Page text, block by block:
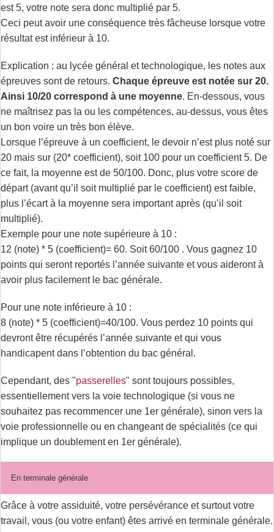
est 5, votre note sera donc multiplié par 5.
Ceci peut avoir une conséquence très fâcheuse lorsque votre
résultat est inférieur à 10.
Explication : au lycée général et technologique, les notes aux
épreuves sont de retours. Chaque épreuve est notée sur 20.
Ainsi 10/20 correspond à une moyenne. En-dessous, vous
ne maîtrisez pas la ou les compétences, au-dessus, vous êtes
un bon voire un très bon élève.
Lorsque l’épreuve à un coefficient, le devoir n’est plus noté sur
20 mais sur (20* coefficient), soit 100 pour un coefficient 5. De
ce fait, la moyenne est de 50/100. Donc, plus votre score de
départ (avant qu’il soit multiplié par le coefficient) est faible,
plus l’écart à la moyenne sera important après (qu’il soit
multiplié).
Exemple pour une note supérieure à 10 :
12 (note) * 5 (coefficient)= 60. Soit 60/100 . Vous gagnez 10
points qui seront reportés l’année suivante et vous aideront à
avoir plus facilement le bac générale.
Pour une note inférieure à 10 :
8 (note) * 5 (coefficient)=40/100. Vous perdez 10 points qui
devront être récupérés l’année suivante et qui vous
handicapent dans l’obtention du bac général.
Cependant, des "passerelles" sont toujours possibles,
essentiellement vers la voie technologique (si vous ne
souhaitez pas recommencer une 1er générale), sinon vers la
voie professionnelle ou en changeant de spécialités (ce qui
implique un doublement en 1er générale).
En terminale générale
Grâce à votre assiduité, votre persévérance et surtout votre
travail, vous (ou votre enfant) êtes arrivé en terminale générale.